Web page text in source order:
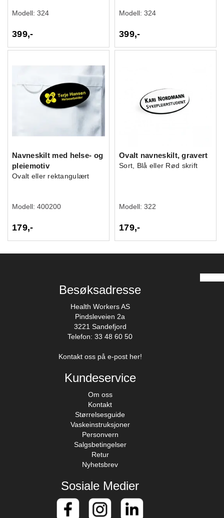
Modell: 324
399,-
Modell: 324
399,-
Navneskilt med helse- og
pleiemotiv
Ovalt eller rektangulært
Modell: 400200
179,-
Ovalt navneskilt, gravert
Sort, Blå eller Rød skrift
Modell: 322
179,-
Besøksadresse
Health Workers AS
Pindsleveien 2a
3221 Sandefjord
Telefon: 33 48 60 50
Kontakt oss på e-post her!
Kundeservice
Om oss
Kontakt
Størrelsesguide
Vaskeinstruksjoner
Personvern
Salgsbetingelser
Retur
Nyhetsbrev
Sosiale Medier